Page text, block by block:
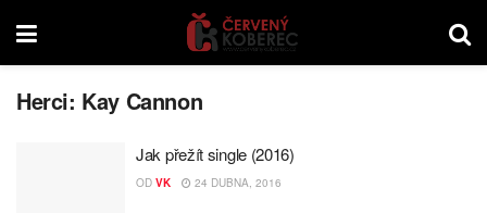
Herci: Kay Cannon
Jak přežít single (2016)
OD VK 24 DUBNA, 2016